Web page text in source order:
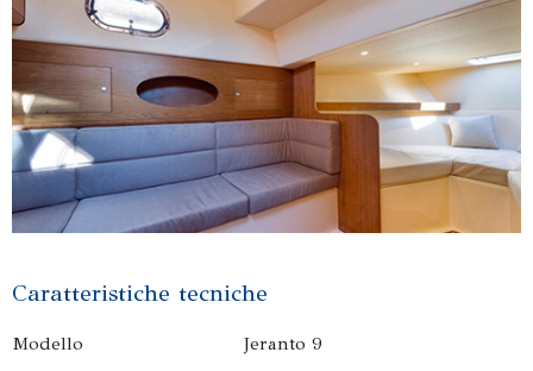
Caratteristiche tecniche
Modello Jeranto 9